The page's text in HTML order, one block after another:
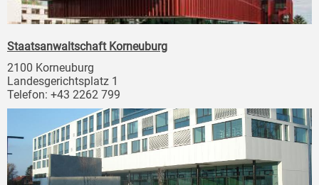
Staatsanwaltschaft Korneuburg
2100 Korneuburg
Landesgerichtsplatz 1
Telefon: +43 2262 799